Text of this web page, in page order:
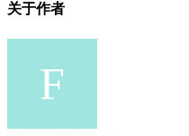
关于作者